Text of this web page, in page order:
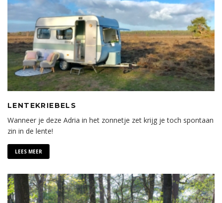
LENTEKRIEBELS
Wanneer je deze Adria in het zonnetje zet krijg je toch spontaan
zin in de lente!
LEES MEER